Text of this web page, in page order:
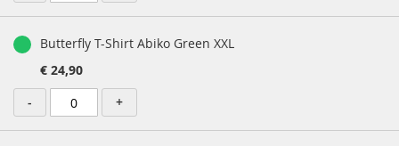
Butterfly T-Shirt Abiko Green XXL
€ 24,90
-
+